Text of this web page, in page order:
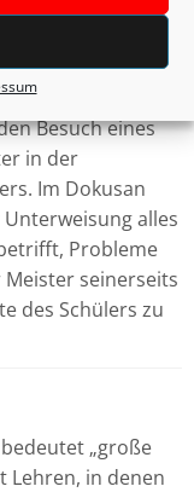
Rahmen der
Besuch eines
in der
Im Dokusan
alles
Probleme
seinerseits
des Schülers zu
„große
Lehren, in denen